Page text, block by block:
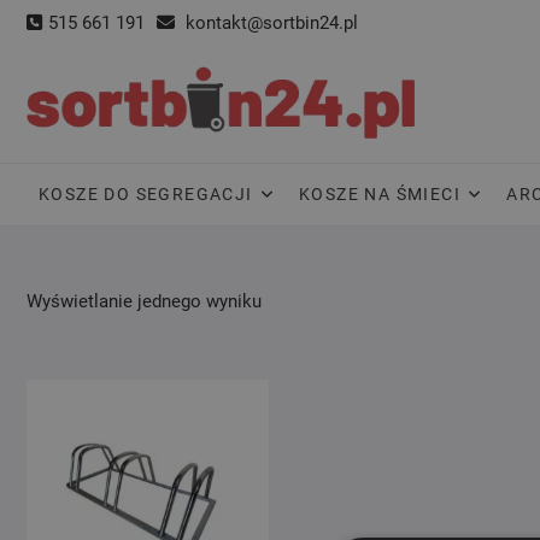
Skip
515 661 191 kontakt@sortbin24.pl
KOSZE DO SEGREGACJI KOSZE NA ŚMIECI
Wyświetlanie jednego wyniku